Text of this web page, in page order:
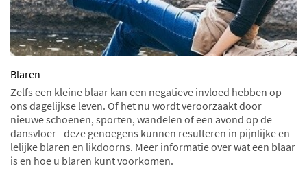
Blaren
Zelfs een kleine blaar kan een negatieve invloed hebben op
ons dagelijkse leven. Of het nu wordt veroorzaakt door
nieuwe schoenen, sporten, wandelen of een avond op de
dansvloer - deze genoegens kunnen resulteren in pijnlijke en
lelijke blaren en likdoorns. Meer informatie over wat een blaar
is en hoe u blaren kunt voorkomen.